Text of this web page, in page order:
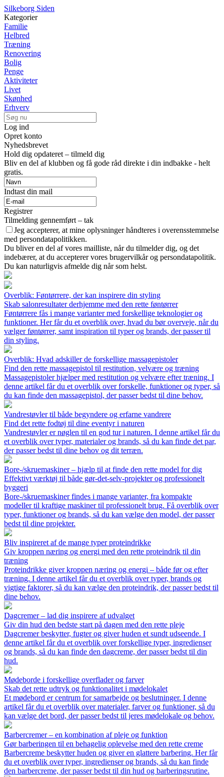
Silkeborg Siden
Kategorier
Familie
Helbred
Træning
Renovering
Bolig
Penge
Aktiviteter
Livet
Skønhed
Erhverv
Log ind
Opret konto
Nyhedsbrevet
Hold dig opdateret – tilmeld dig
Bliv en del af klubben og få gode råd direkte i din indbakke - helt
gratis.
Indtast din mail
Registrer
Tilmelding gennemført – tak
Jeg accepterer, at mine oplysninger håndteres i overensstemmelse
med persondatapolitikken.
Du bliver en del af vores mailliste, når du tilmelder dig, og det
indebærer, at du accepterer vores brugervilkår og persondatapolitik.
Du kan naturligvis afmelde dig når som helst.
Overblik: Føntørrere, der kan inspirere din styling
Skab salonresultater derhjemme med den rette føntørrer
Føntørrere fås i mange varianter med forskellige teknologier og
funktioner. Her får du et overblik over, hvad du bør overveje, når du
vælger føntørrer, samt inspiration til typer og brands, der passer til
din styling.
Overblik: Hvad adskiller de forskellige massagepistoler
Find den rette massagepistol til restitution, velvære og træning
Massagepistoler hjælper med restitution og velvære efter træning. I
denne artikel får du et overblik over forskelle, funktioner og typer, så
du kan finde den massagepistol, der passer bedst til dine behov.
Vandrestøvler til både begyndere og erfarne vandrere
Find det rette fodtøj til dine eventyr i naturen
Vandrestøvler er nøglen til en god tur i naturen. I denne artikel får du
et overblik over typer, materialer og brands, så du kan finde det par,
der passer bedst til dine behov og dit terræn.
Bore-/skruemaskiner – hjælp til at finde den rette model for dig
Effektivt værktøj til både gør-det-selv-projekter og professionelt
byggeri
Bore-/skruemaskiner findes i mange varianter, fra kompakte
modeller til kraftige maskiner til professionelt brug. Få overblik over
typer, funktioner og brands, så du kan vælge den model, der passer
bedst til dine projekter.
Bliv inspireret af de mange typer proteindrikke
Giv kroppen næring og energi med den rette proteindrik til din
træning
Proteindrikke giver kroppen næring og energi – både før og efter
træning. I denne artikel får du et overblik over typer, brands og
vigtige faktorer, så du kan vælge den proteindrik, der passer bedst til
dine behov.
Dagcremer – lad dig inspirere af udvalget
Giv din hud den bedste start på dagen med den rette pleje
Dagcremer beskytter, fugter og giver huden et sundt udseende. I
denne artikel får du et overblik over forskellige typer, ingredienser
og brands, så du kan finde den dagcreme, der passer bedst til din
hud.
Mødeborde i forskellige overflader og farver
Skab det rette udtryk og funktionalitet i mødelokalet
Et mødebord er centrum for samarbejde og beslutninger. I denne
artikel får du et overblik over materialer, farver og funktioner, så du
kan vælge det bord, der passer bedst til jeres mødelokale og behov.
Barbercremer – en kombination af pleje og funktion
Gør barberingen til en behagelig oplevelse med den rette creme
Barbercreme beskytter huden og giver en glattere barbering. Her får
du et overblik over typer, ingredienser og brands, så du kan finde
den barbercreme, der passer bedst til din hud og barberingsrutine.